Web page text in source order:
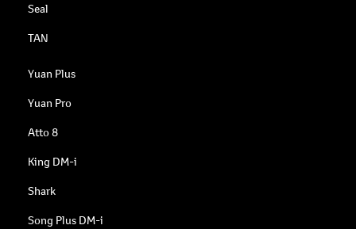
Seal
TAN
Yuan Plus
Yuan Pro
Atto 8
King DM-i
Shark
Song Plus DM-i